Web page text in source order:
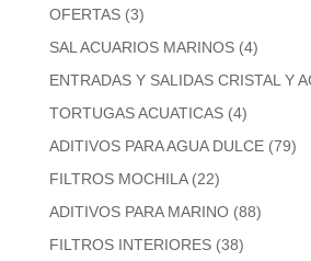
OFERTAS (3)
SAL ACUARIOS MARINOS (4)
ENTRADAS Y SALIDAS CRISTAL Y
TORTUGAS ACUATICAS (4)
ADITIVOS PARA AGUA DULCE (79)
FILTROS MOCHILA (22)
ADITIVOS PARA MARINO (88)
FILTROS INTERIORES (38)